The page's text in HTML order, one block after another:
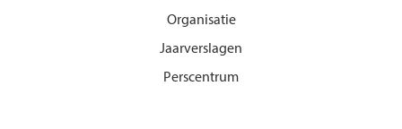
Organisatie
Jaarverslagen
Perscentrum